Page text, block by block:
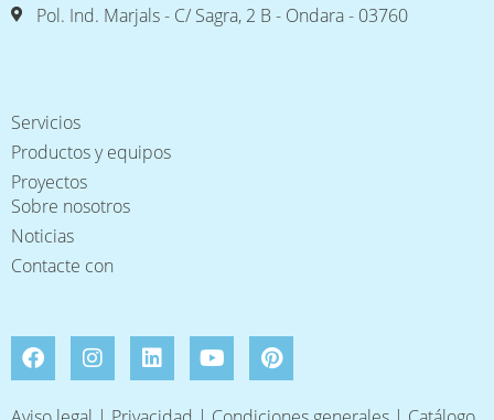
Pol. Ind. Marjals - C/ Sagra, 2 B - Ondara - 03760
Servicios
Productos y equipos
Proyectos
Sobre nosotros
Noticias
Contacte con